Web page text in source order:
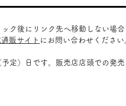
ク後にリンク先へ移動しない場
販サイト にお問い合わせください
定）日です。販売店店頭での発